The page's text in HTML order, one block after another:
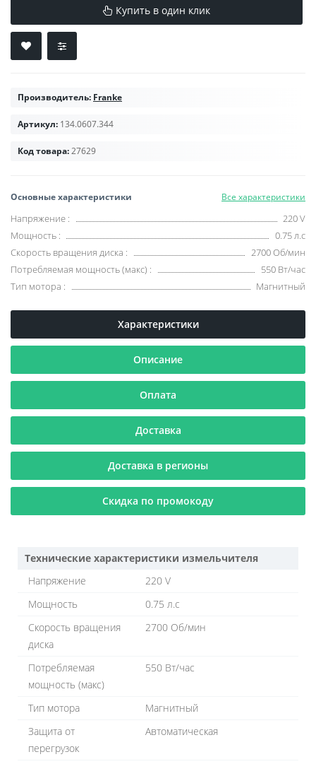
Купить в один клик
Производитель: Franke
Артикул: 134.0607.344
Код товара:27629
Основные характеристики Все характеристики
Напряжение :
220 V
Мощность :
0.75 л.с
Скорость вращения диска :
2700 Об/мин
Потребляемая мощность (макс) :
550 Вт/час
Тип мотора : Магнитный
Характеристики
Описание
Оплата
Доставка
Доставка в регионы
Скидка по промокоду
Технические характеристики измельчителя
Напряжение
220 V
Мощность
0.75 л.с
Скорость вращения
диска
2700 Об/мин
Потребляемая
мощность (макс)
550 Вт/час
Тип мотора
Магнитный
Защита от
перегрузок
Автоматическая